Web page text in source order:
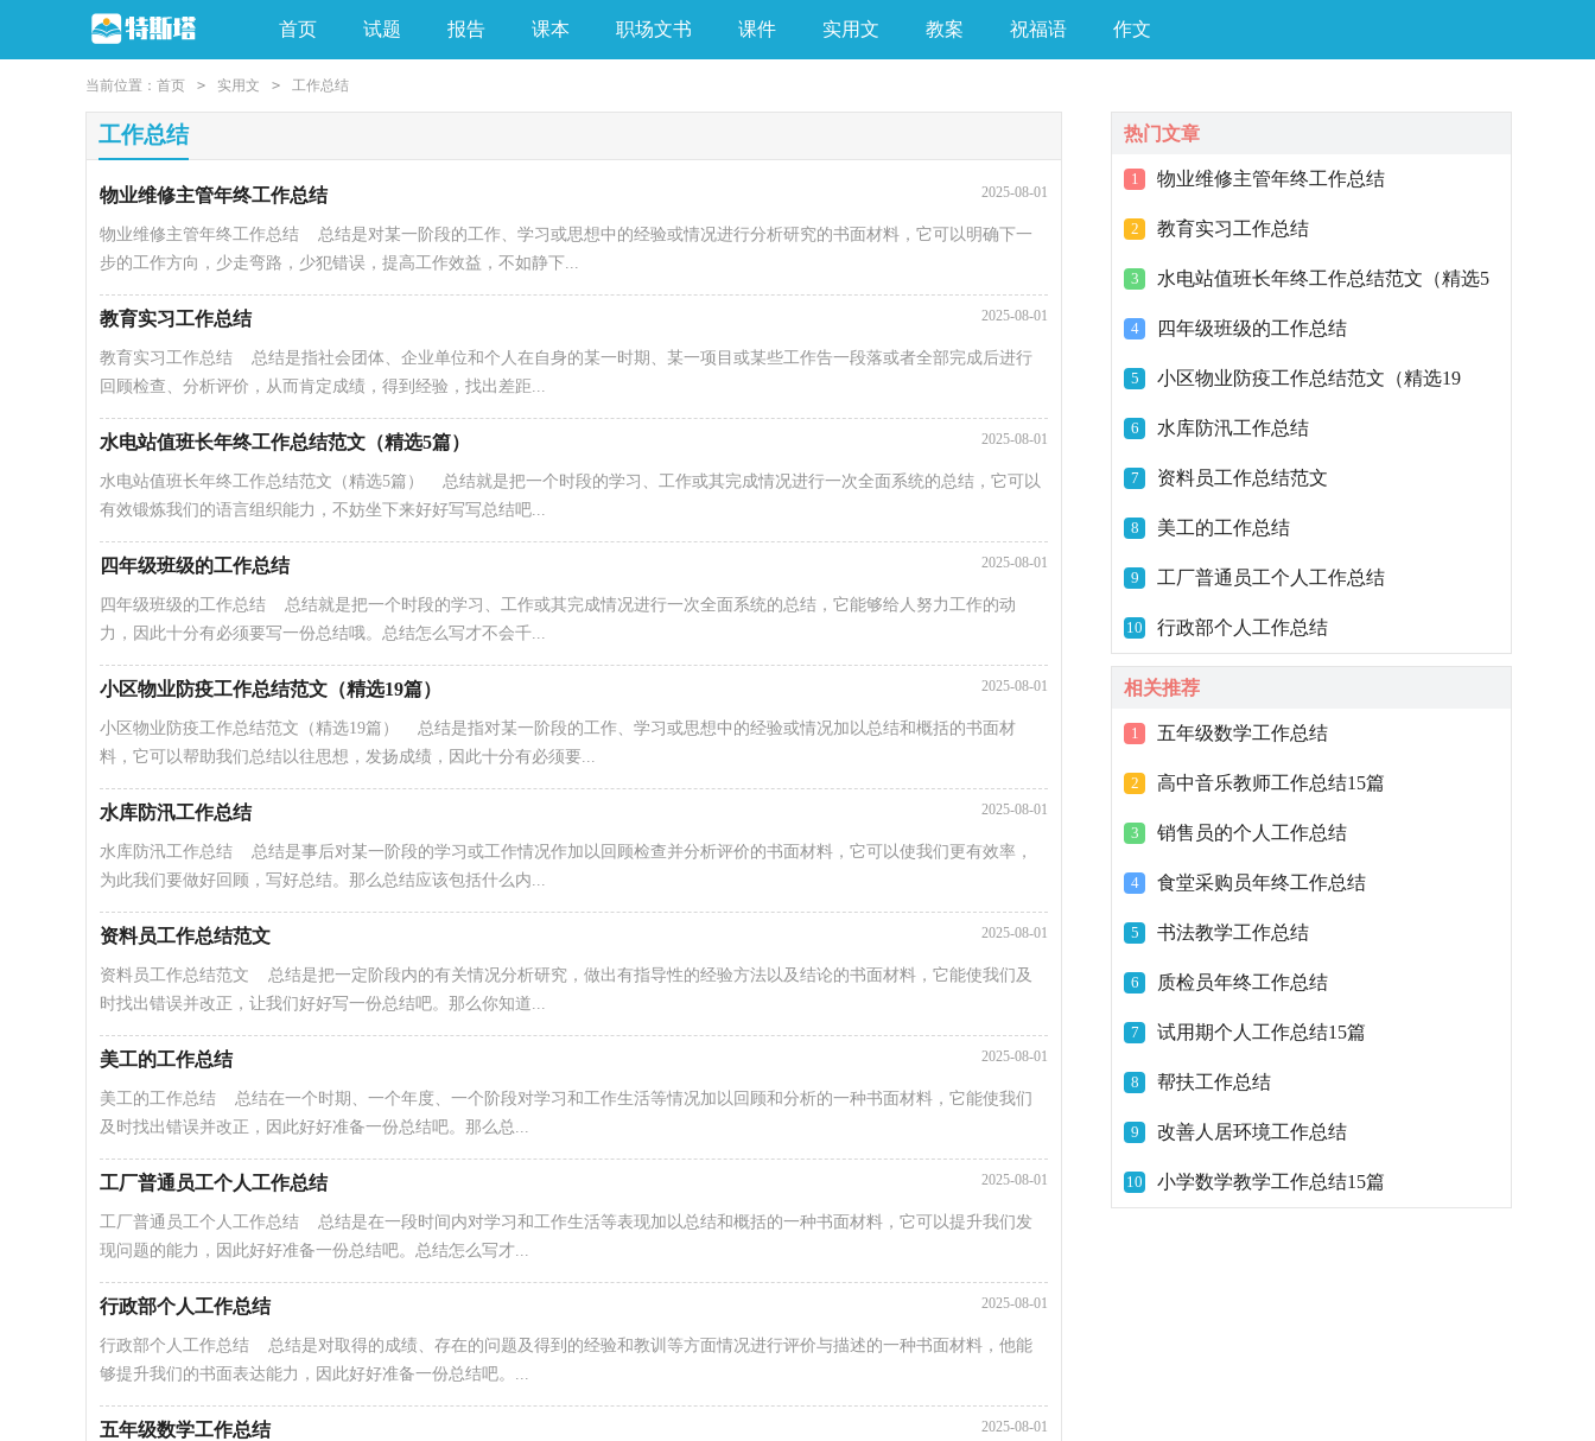
首页 试题 报告 课本 职场文书 课件 实用文 教案 祝福语 作文
当前位置： 首页 > 实用文 > 工作总结
工作总结
物业维修主管年终工作总结 2025-08-01
物业维修主管年终工作总结 总结是对某一阶段的工作、学习或思想中的经验或情况进行分析研究的书面材料，它可以明确下一
步的工作方向，少走弯路，少犯错误，提高工作效益，不如静下...
教育实习工作总结 2025-08-01
教育实习工作总结 总结是指社会团体、企业单位和个人在自身的某一时期、某一项目或某些工作告一段落或者全部完成后进行
回顾检查、分析评价，从而肯定成绩，得到经验，找出差距...
水电站值班长年终工作总结范文（精选5篇） 2025-08-01
水电站值班长年终工作总结范文（精选5篇） 总结就是把一个时段的学习、工作或其完成情况进行一次全面系统的总结，它可以
有效锻炼我们的语言组织能力，不妨坐下来好好写写总结吧...
四年级班级的工作总结 2025-08-01
四年级班级的工作总结 总结就是把一个时段的学习、工作或其完成情况进行一次全面系统的总结，它能够给人努力工作的动
力，因此十分有必须要写一份总结哦。总结怎么写才不会千...
小区物业防疫工作总结范文（精选19篇） 2025-08-01
小区物业防疫工作总结范文（精选19篇） 总结是指对某一阶段的工作、学习或思想中的经验或情况加以总结和概括的书面材
料，它可以帮助我们总结以往思想，发扬成绩，因此十分有必须要...
水库防汛工作总结 2025-08-01
水库防汛工作总结 总结是事后对某一阶段的学习或工作情况作加以回顾检查并分析评价的书面材料，它可以使我们更有效率，
为此我们要做好回顾，写好总结。那么总结应该包括什么内...
资料员工作总结范文 2025-08-01
资料员工作总结范文 总结是把一定阶段内的有关情况分析研究，做出有指导性的经验方法以及结论的书面材料，它能使我们及
时找出错误并改正，让我们好好写一份总结吧。那么你知道...
美工的工作总结 2025-08-01
美工的工作总结 总结在一个时期、一个年度、一个阶段对学习和工作生活等情况加以回顾和分析的一种书面材料，它能使我们
及时找出错误并改正，因此好好准备一份总结吧。那么总...
工厂普通员工个人工作总结 2025-08-01
工厂普通员工个人工作总结 总结是在一段时间内对学习和工作生活等表现加以总结和概括的一种书面材料，它可以提升我们发
现问题的能力，因此好好准备一份总结吧。总结怎么写才...
行政部个人工作总结 2025-08-01
行政部个人工作总结 总结是对取得的成绩、存在的问题及得到的经验和教训等方面情况进行评价与描述的一种书面材料，他能
够提升我们的书面表达能力，因此好好准备一份总结吧。...
五年级数学工作总结 2025-08-01
热门文章
1 物业维修主管年终工作总结
2 教育实习工作总结
3 水电站值班长年终工作总结范文（精选5
篇）
4 四年级班级的工作总结
5 小区物业防疫工作总结范文（精选19
篇）
6 水库防汛工作总结
7 资料员工作总结范文
8 美工的工作总结
9 工厂普通员工个人工作总结
10 行政部个人工作总结
相关推荐
1 五年级数学工作总结
2 高中音乐教师工作总结15篇
3 销售员的个人工作总结
4 食堂采购员年终工作总结
5 书法教学工作总结
6 质检员年终工作总结
7 试用期个人工作总结15篇
8 帮扶工作总结
9 改善人居环境工作总结
10 小学数学教学工作总结15篇